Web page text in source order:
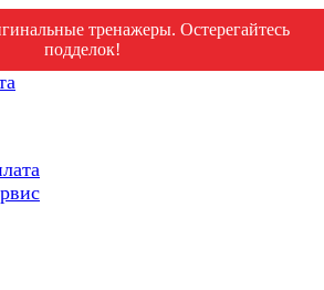
тренажеры. Остерегайтесь
подделок!